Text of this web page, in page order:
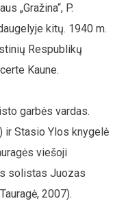
„Gražina“, P.
kitų. 1940 m.
Respublikų
Kaune.
garbės vardas.
ir Stasio Ylos knygelė
viešoji
solistas Juozas
2007).